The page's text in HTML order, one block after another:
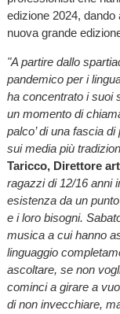
edizione 2024,
nuova grande
"A partire dallo
pandemico per i
ha concentrato i suoi
un momento di
palco’ di una fascia
sui media più
Taricco, Direttore
ragazzi di 12/16 anni
esistenza da un
e i loro bisogni.
musica a cui hanno
linguaggio
ascoltare, se non
cominci a girare a
di non invecchiare,